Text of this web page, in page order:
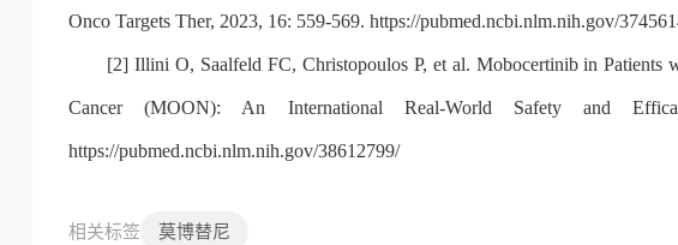
Onco Targets Ther, 2023, 16: 559-569. https://pubmed.ncbi.nlm.nih.gov/
[2] Illini O, Saalfeld FC, Christopoulos P, et al. Mobocertinib in
Cancer (MOON): An International Real-World Safety and
https://pubmed.ncbi.nlm.nih.gov/38612799/
相关标签
莫博替尼